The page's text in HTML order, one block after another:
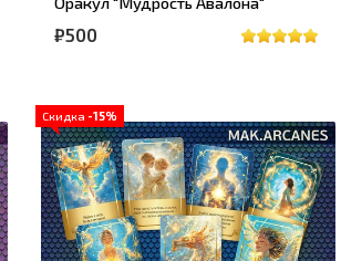
₽500
Скидка -15%